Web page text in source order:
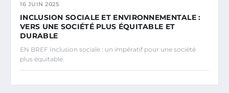
16 JUIN 2025
INCLUSION SOCIALE ET ENVIRONNEMENTALE :
VERS UNE SOCIÉTÉ PLUS ÉQUITABLE ET
DURABLE
EN BREF Inclusion sociale : un impératif pour une société
plus équitable.